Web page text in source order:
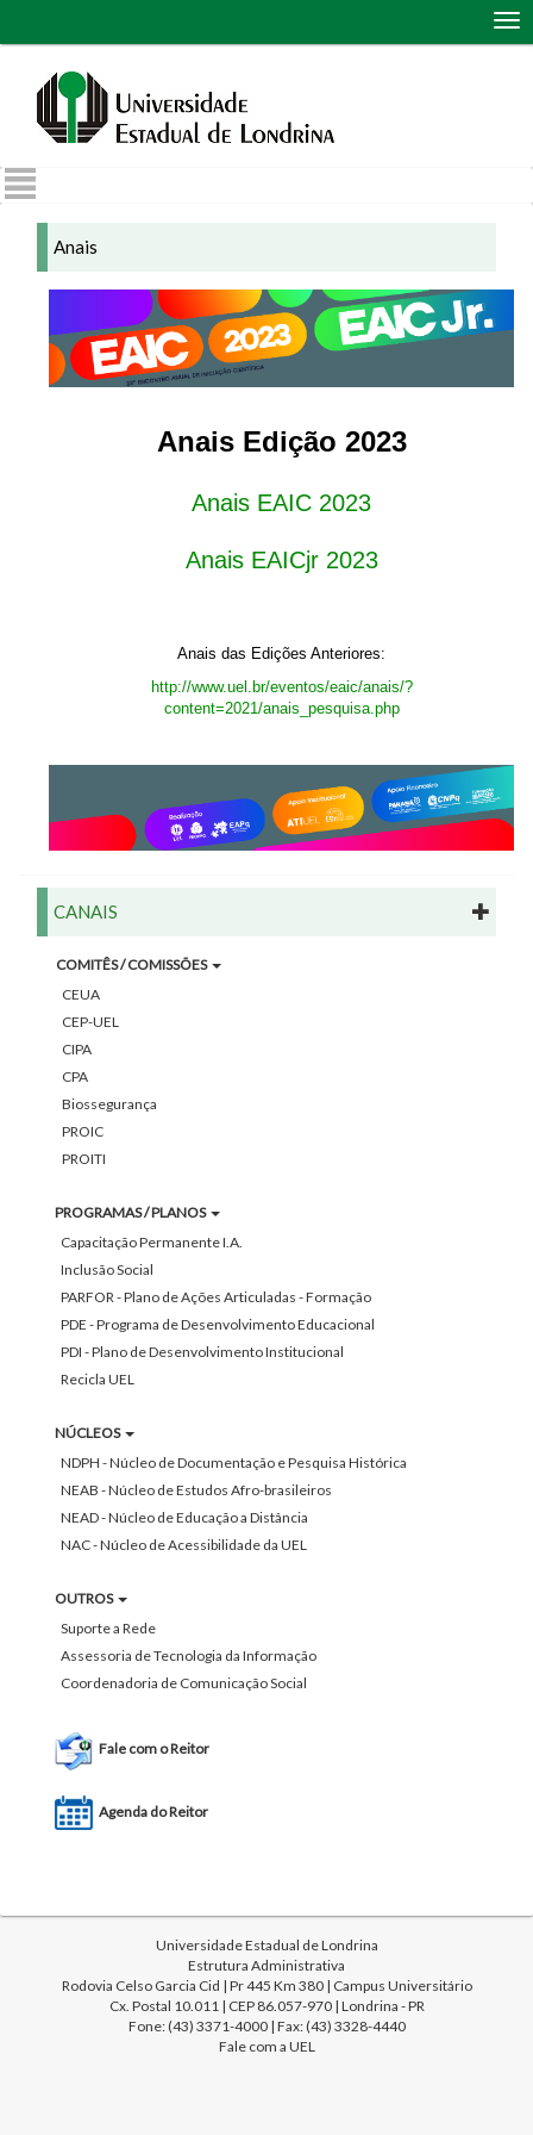
Anais
Anais Edição 2023
Anais EAIC 2023
Anais EAICjr 2023
Anais das Edições Anteriores:
http://www.uel.br/eventos/eaic/anais/?
content=2021/anais_pesquisa.php
CANAIS
COMITÊS / COMISSÕES
CEUA
CEP-UEL
CIPA
CPA
Biossegurança
PROIC
PROITI
PROGRAMAS / PLANOS
Capacitação Permanente I.A.
Inclusão Social
PARFOR - Plano de Ações Articuladas - Formação
PDE - Programa de Desenvolvimento Educacional
PDI - Plano de Desenvolvimento Institucional
Recicla UEL
NÚCLEOS
NDPH - Núcleo de Documentação e Pesquisa Histórica
NEAB - Núcleo de Estudos Afro-brasileiros
NEAD - Núcleo de Educação a Distância
NAC - Núcleo de Acessibilidade da UEL
OUTROS
Suporte a Rede
Assessoria de Tecnologia da Informação
Coordenadoria de Comunicação Social
Fale com o Reitor
Agenda do Reitor
Universidade Estadual de Londrina
Estrutura Administrativa
Rodovia Celso Garcia Cid | Pr 445 Km 380 | Campus Universitário
Cx. Postal 10.011 | CEP 86.057-970 | Londrina - PR
Fone: (43) 3371-4000 | Fax: (43) 3328-4440
Fale com a UEL